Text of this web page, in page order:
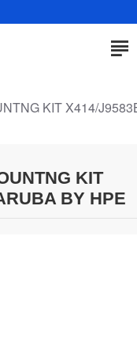
KIT X414/
KIT
BY HPE